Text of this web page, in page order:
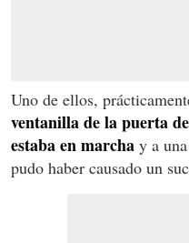
Uno de ellos,
ventanilla de la puerta
estaba en marcha y a
pudo haber causado un